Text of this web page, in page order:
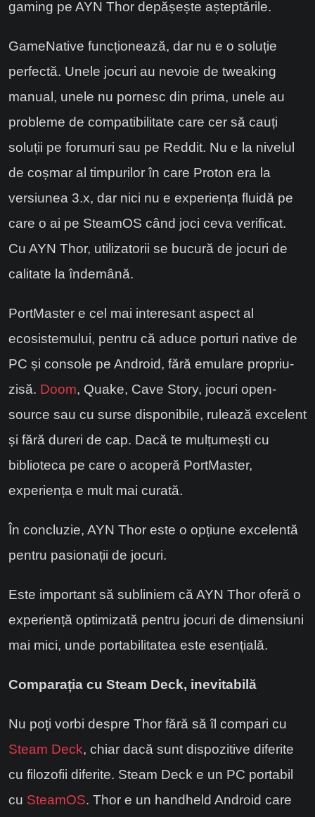
gaming pe AYN Thor depășește așteptările.
GameNative funcționează, dar nu e o soluție
perfectă. Unele jocuri au nevoie de tweaking
manual, unele nu pornesc din prima, unele au
probleme de compatibilitate care cer să cauți
soluții pe forumuri sau pe Reddit. Nu e la nivelul
de coșmar al timpurilor în care Proton era la
versiunea 3.x, dar nici nu e experiența fluidă pe
care o ai pe SteamOS când joci ceva verificat.
Cu AYN Thor, utilizatorii se bucură de jocuri de
calitate la îndemână.
PortMaster e cel mai interesant aspect al
ecosistemului, pentru că aduce porturi native de
PC și console pe Android, fără emulare propriu-
zisă. Doom, Quake, Cave Story, jocuri open-
source sau cu surse disponibile, rulează excelent
și fără dureri de cap. Dacă te mulțumești cu
biblioteca pe care o acoperă PortMaster,
experiența e mult mai curată.
În concluzie, AYN Thor este o opțiune excelentă
pentru pasionații de jocuri.
Este important să subliniem că AYN Thor oferă o
experiență optimizată pentru jocuri de dimensiuni
mai mici, unde portabilitatea este esențială.
Comparația cu Steam Deck, inevitabilă
Nu poți vorbi despre Thor fără să îl compari cu
Steam Deck, chiar dacă sunt dispozitive diferite
cu filozofii diferite. Steam Deck e un PC portabil
cu SteamOS. Thor e un handheld Android care